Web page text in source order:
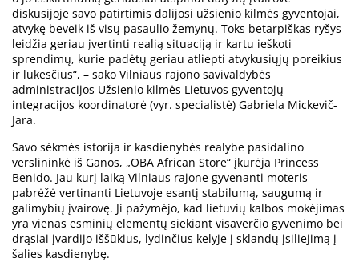
diskusijoje savo patirtimis dalijosi užsienio kilmės gyventojai,
atvykę beveik iš visų pasaulio žemynų. Toks betarpiškas ryšys
leidžia geriau įvertinti realią situaciją ir kartu ieškoti
sprendimų, kurie padėtų geriau atliepti atvykusiųjų poreikius
ir lūkesčius“, – sako Vilniaus rajono savivaldybės
administracijos Užsienio kilmės Lietuvos gyventojų
integracijos koordinatorė (vyr. specialistė) Gabriela Mickevič-
Jara.
Savo sėkmės istorija ir kasdienybės realybe pasidalino
verslininkė iš Ganos, „OBA African Store“ įkūrėja Princess
Benido. Jau kurį laiką Vilniaus rajone gyvenanti moteris
pabrėžė vertinanti Lietuvoje esantį stabilumą, saugumą ir
galimybių įvairovę. Ji pažymėjo, kad lietuvių kalbos mokėjimas
yra vienas esminių elementų siekiant visaverčio gyvenimo bei
drąsiai įvardijo iššūkius, lydinčius kelyje į sklandų įsiliejimą į
šalies kasdienybę.